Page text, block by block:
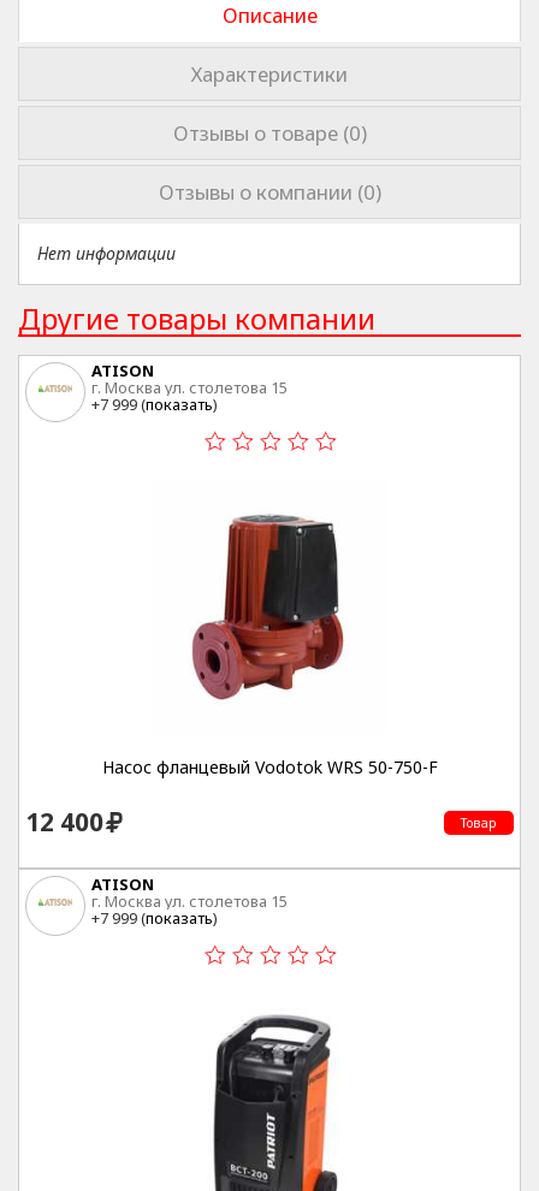
Описание
Характеристики
Отзывы о товаре (0)
Отзывы о компании (0)
Нет информации
Другие товары компании
ATISON
г. Москва ул. столетова 15
+7 999 (показать)
Насос фланцевый Vodotok WRS 50-750-F
12 400 Товар
ATISON
г. Москва ул. столетова 15
+7 999 (показать)